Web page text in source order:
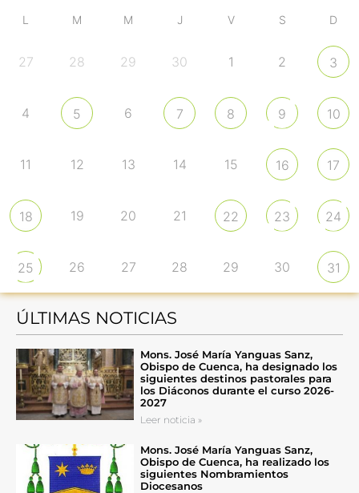
L M M J V S D
27 28 29 30 1 2 3
4 5 6 7 8 9 10
11 12 13 14 15 16 17
18 19 20 21 22 23 24
25 26 27 28 29 30 31
ÚLTIMAS NOTICIAS
Mons. José María Yanguas Sanz,
Obispo de Cuenca, ha designado los
siguientes destinos pastorales para
los Diáconos durante el curso 2026-
2027
Leer noticia »
Mons. José María Yanguas Sanz,
Obispo de Cuenca, ha realizado los
siguientes Nombramientos
Diocesanos